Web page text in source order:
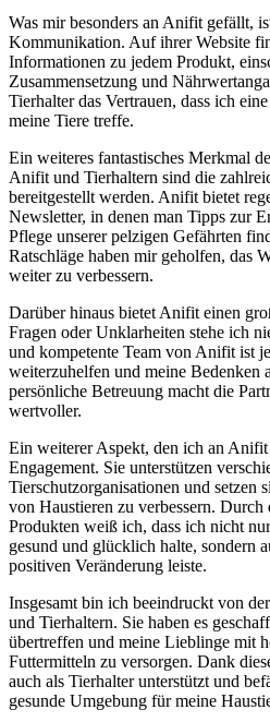
Was mir ‌besonders ⁢an Anifit ​gefällt,
Kommunikation. ⁣Auf ihrer Website
Informationen ‌zu ‌jedem‍ Produkt,
Zusammensetzung und
Tierhalter das Vertrauen, dass ich
meine Tiere treffe.
Ein weiteres fantastisches Merkmal⁢
Anifit⁣ und Tierhaltern sind die
bereitgestellt werden. Anifit bietet
Newsletter, in denen man ⁣Tipps⁤ zur​
Pflege unserer pelzigen⁣ Gefährten
Ratschläge haben mir geholfen, ⁤das‌
⁣weiter zu verbessern.
Darüber⁤ hinaus bietet Anifit​ einen
Fragen oder‍ Unklarheiten stehe ich
und kompetente Team von Anifit ist
weiterzuhelfen und meine Bedenken⁣
persönliche Betreuung macht ​die
wertvoller.
Ein weiterer Aspekt,‍ den ich ⁣an Anifit‍
Engagement.‌ Sie unterstützen
Tierschutzorganisationen ⁤und setzen
⁢von Haustieren zu verbessern.⁢
Produkten weiß‌ ich,⁢ dass ich‌ nicht‌
gesund⁤ und​ glücklich‍ halte, sondern⁤
positiven Veränderung⁢ leiste.
Insgesamt bin ich​ beeindruckt⁢ von
⁤und Tierhaltern. Sie haben ⁤es
übertreffen ​und ⁤meine Lieblinge mit
⁢Futtermitteln zu versorgen. ‍Dank⁢
auch als ​Tierhalter ‍unterstützt und⁣
gesunde‌ Umgebung für meine